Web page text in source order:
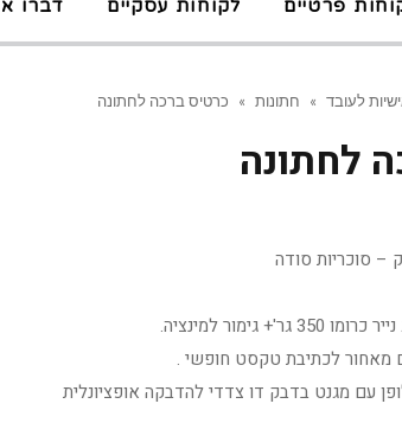
פרטיים לקוחות עסקיים דברו
לעובד » חתונות » כרטיס ברכה לחתונה
לחתונה
– סוכריות סודה
גימור למינציה.
מאחור לכתיבת טקסט חופשי .
עם מגנט בדבק דו צדדי להדבקה אופציונלית